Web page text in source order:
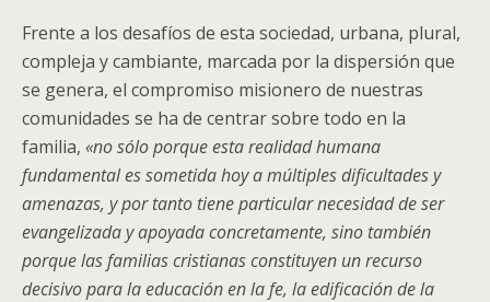
Frente a los desafíos de esta sociedad, urbana, plural,
compleja y cambiante, marcada por la dispersión que
se genera, el compromiso misionero de nuestras
comunidades se ha de centrar sobre todo en la
familia, «no sólo porque esta realidad humana
fundamental es sometida hoy a múltiples dificultades y
amenazas, y por tanto tiene particular necesidad de ser
evangelizada y apoyada concretamente, sino también
porque las familias cristianas constituyen un recurso
decisivo para la educación en la fe, la edificación de la